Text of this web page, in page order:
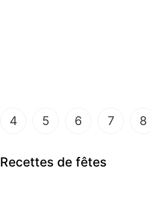
4 5 6 7 8
Recettes de fêtes